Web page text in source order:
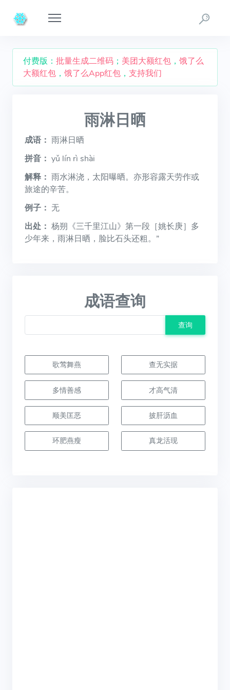
付费版： 批量生成二维码 ； 美团大额红包 ， 饿了么
大额红包 ， 饿了么App红包 ， 支持我们
雨淋日晒
成语： 雨淋日晒
拼音： yǔ lín rì shài
解释： 雨水淋浇，太阳曝晒。亦形容露天劳作或
旅途的辛苦。
例子： 无
出处： 杨朔《三千里江山》第一段［姚长庚］多
少年来，雨淋日晒，脸比石头还粗。”
成语查询
查询
歌莺舞燕 查无实据
多情善感 才高气清
顺美匡恶 披肝沥血
环肥燕瘦 真龙活现